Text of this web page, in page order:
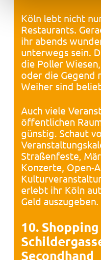
Köln lebt nicht
Restaurants.
ihr abends
unterwegs sein.
die Poller
oder die Gegend
Weiher sind
Auch viele
öffentlichen
günstig. Schaut
Straßenfeste,
Konzerte, Open-
erlebt ihr Köln
Geld auszugeben.
10.
Secondhand